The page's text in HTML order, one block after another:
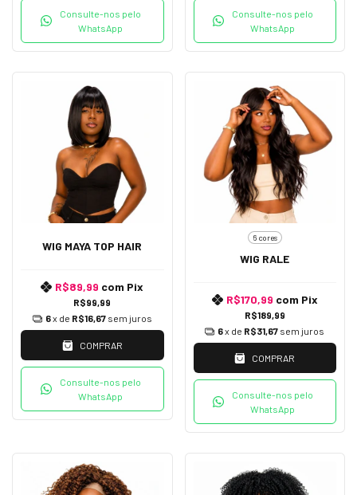
Consulte-nos pelo
WhatsApp
Consulte-nos pelo
WhatsApp
WIG MAYA TOP HAIR
R$99,99
R$89,99 com Pix
6x de R$16,67 sem juros
COMPRAR
Consulte-nos pelo
WhatsApp
6 cores
WIG RALE
R$189,99
R$170,99 com Pix
6x de R$31,67 sem juros
COMPRAR
Consulte-nos pelo
WhatsApp